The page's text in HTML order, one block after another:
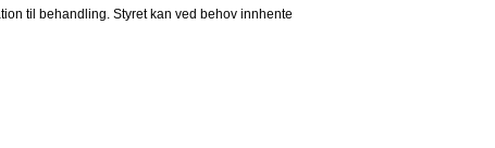
til behandling. Styret kan ved behov innhente